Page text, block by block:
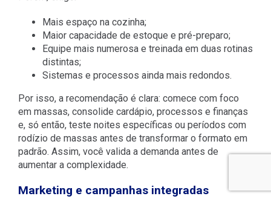
Mais espaço na cozinha;
Maior capacidade de estoque e pré-preparo;
Equipe mais numerosa e treinada em duas rotinas
distintas;
Sistemas e processos ainda mais redondos.
Por isso, a recomendação é clara: comece com foco
em massas, consolide cardápio, processos e finanças
e, só então, teste noites específicas ou períodos com
rodízio de massas antes de transformar o formato em
padrão. Assim, você valida a demanda antes de
aumentar a complexidade.
Marketing e campanhas integradas